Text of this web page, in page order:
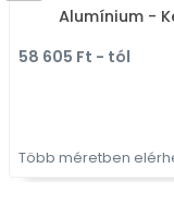
Alumínium -
szerelhető)
58 605 Ft - tól
Több méretben